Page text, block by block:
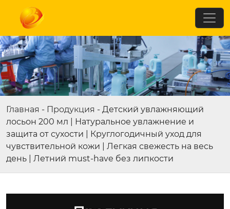
Главная - Продукция - Детский увлажняющий
лосьон 200 мл | Натуральное увлажнение и
защита от сухости | Круглогодичный уход для
чувствительной кожи | Легкая свежесть на весь
день | Летний must-have без липкости